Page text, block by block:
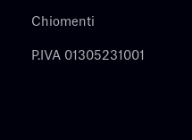
Chiomenti
P.IVA 01305231001